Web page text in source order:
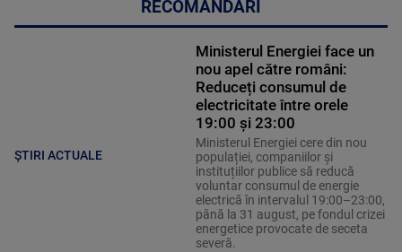
RECOMANDĂRI
ȘTIRI ACTUALE
Ministerul Energiei face un
nou apel către români:
Reduceți consumul de
electricitate între orele
19:00 și 23:00
Ministerul Energiei cere din nou
populației, companiilor și
instituțiilor publice să reducă
voluntar consumul de energie
electrică în intervalul 19:00–23:00,
până la 31 august, pe fondul crizei
energetice provocate de seceta
severă.